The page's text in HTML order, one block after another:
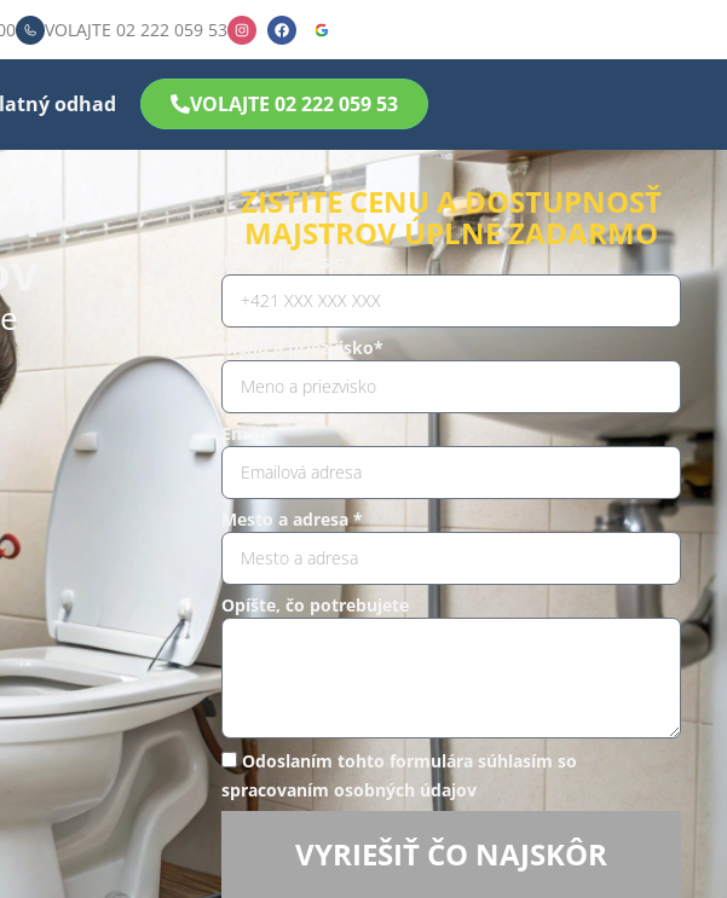
VOLAJTE 02 222 059 53
odhad VOLAJTE 02 222 059 53
–
ZISTITE CENU A DOSTUPNOSŤ
MAJSTROV ÚPLNE ZADARMO
Telefónne číslo *
Meno a priezvisko*
Email*
Mesto a adresa *
Opíšte, čo potrebujete
Odoslaním tohto formulára súhlasím so
spracovaním osobných údajov
VYRIEŠIŤ ČO NAJSKÔR